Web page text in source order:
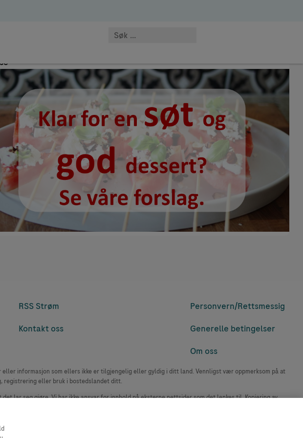
MC-NO-02089
RSS Strøm
Kontakt oss
Personvern/Rettsmessig
Generelle betingelser
Om oss
informasjon som ellers ikke er tilgjengelig eller gyldig i ditt land. Vennligst vær oppmerksom på at
registrering eller bruk i bostedslandet ditt.
lar seg gjøre. Vi har ikke ansvar for innhold på eksterne nettsider som det lenkes til. Kopiering av
er merket.